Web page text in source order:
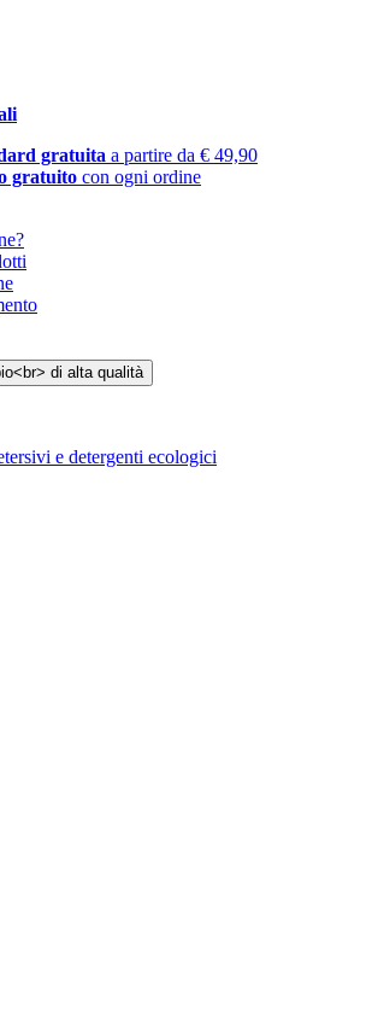
gratuita a partire da € 49,90
gratuito con ogni ordine
e detergenti ecologici